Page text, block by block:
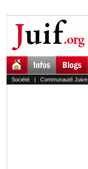
Société| Communauté Juive